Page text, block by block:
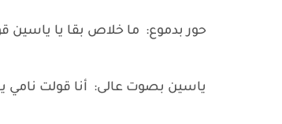
حور بدموع: ما خلاص بقا يا ياسين
ياسين بصوت عالى: أنا قولت نامي